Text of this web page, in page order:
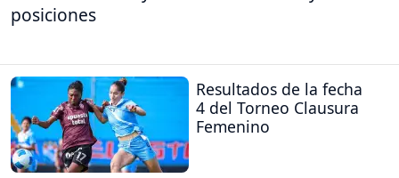
posiciones
Resultados de la fecha
4 del Torneo Clausura
Femenino